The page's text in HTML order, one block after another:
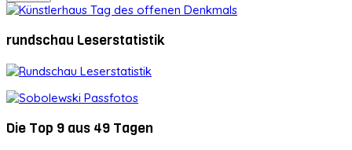
rundschau Leserstatistik
Die Top 9 aus 49 Tagen